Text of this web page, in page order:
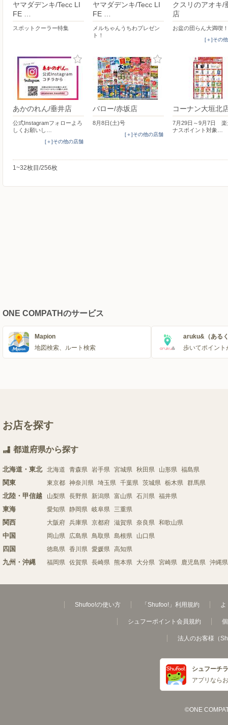
ヤマダデンキ/Tecc LI
FE …
スポットクーラー特集
ヤマダデンキ/Tecc LI
FE …
メルちゃんうちわプレゼン
ト！
クスリのアオキ/
店
お盆の団らん大満喫！
[＋]その
あかのれん/垂井店
公式Instagramフォローよろ
しくお願いし…
[＋]その他の店舗
バロー/赤坂店
8月8日(土)号
[＋]その他の店舗
コーナン大垣北
7月29日～9月7日 楽
ナスポイント対象…
1~32枚目/256枚
ONE COMPATHのサービス
Mapion
地図検索、ルート検索
aruku&（ある
歩いてポイント
お店を探す
都道府県から探す
北海道・東北 北海道 青森県 岩手県 宮城県 秋田県 山形県 福島県
関東 東京都 神奈川県 埼玉県 千葉県 茨城県 栃木県 群馬県
北陸・甲信越 山梨県 長野県 新潟県 富山県 石川県 福井県
東海 愛知県 静岡県 岐阜県 三重県
関西 大阪府 兵庫県 京都府 滋賀県 奈良県 和歌山県
中国 岡山県 広島県 鳥取県 島根県 山口県
四国 徳島県 香川県 愛媛県 高知県
九州・沖縄 福岡県 佐賀県 長崎県 熊本県 大分県 宮崎県 鹿児島県 沖縄県
Shufoo!の使い方 「Shufoo!」利用規約 よ
シュフーポイント会員規約
法人のお客様（
シュフーチ
アプリなら
©ONE